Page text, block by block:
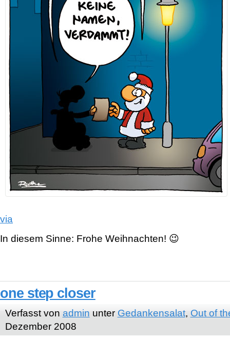
via
In diesem Sinne: Frohe Weihnachten! 😉
one step closer
Verfasst von admin unter Gedankensalat, Out of
Dezember 2008